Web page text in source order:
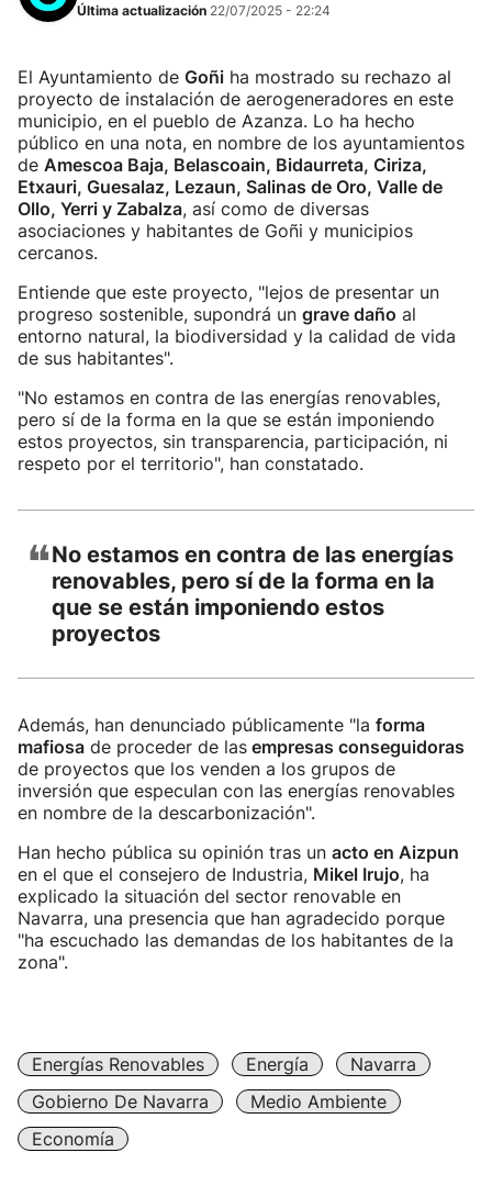
Última actualización 22/07/2025 - 22:24
El Ayuntamiento de Goñi ha mostrado su rechazo al
proyecto de instalación de aerogeneradores en este
municipio, en el pueblo de Azanza. Lo ha hecho
público en una nota, en nombre de los ayuntamientos
de Amescoa Baja, Belascoain, Bidaurreta, Ciriza,
Etxauri, Guesalaz, Lezaun, Salinas de Oro, Valle de
Ollo, Yerri y Zabalza, así como de diversas
asociaciones y habitantes de Goñi y municipios
cercanos.
Entiende que este proyecto, "lejos de presentar un
progreso sostenible, supondrá un grave daño al
entorno natural, la biodiversidad y la calidad de vida
de sus habitantes".
"No estamos en contra de las energías renovables,
pero sí de la forma en la que se están imponiendo
estos proyectos, sin transparencia, participación, ni
respeto por el territorio", han constatado.
❝No estamos en contra de las energías
renovables, pero sí de la forma en la
que se están imponiendo estos
proyectos
Además, han denunciado públicamente "la forma
mafiosa de proceder de las empresas conseguidoras
de proyectos que los venden a los grupos de
inversión que especulan con las energías renovables
en nombre de la descarbonización".
Han hecho pública su opinión tras un acto en Aizpun
en el que el consejero de Industria, Mikel Irujo, ha
explicado la situación del sector renovable en
Navarra, una presencia que han agradecido porque
"ha escuchado las demandas de los habitantes de la
zona".
Energías Renovables Energía
Navarra
Gobierno De Navarra
Medio Ambiente
Economía